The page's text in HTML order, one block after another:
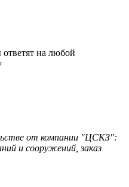
на любой
от компании "ЦСКЗ":
и сооружений, заказ